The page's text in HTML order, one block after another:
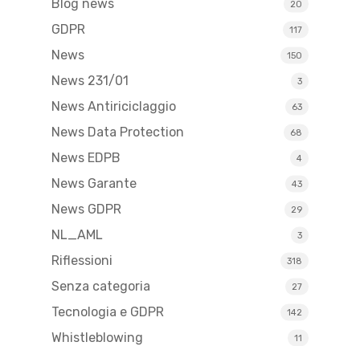
Blog news 20
GDPR 117
News 150
News 231/01 3
News Antiriciclaggio 63
News Data Protection 68
News EDPB 4
News Garante 43
News GDPR 29
NL_AML 3
Riflessioni 318
Senza categoria 27
Tecnologia e GDPR 142
Whistleblowing 11